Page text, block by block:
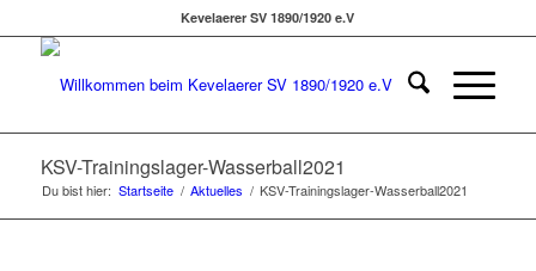
Kevelaerer SV 1890/1920 e.V
KSV-Trainingslager-Wasserball2021
Du bist hier: Startseite / Aktuelles / KSV-Trainingslager-Wasserball2021